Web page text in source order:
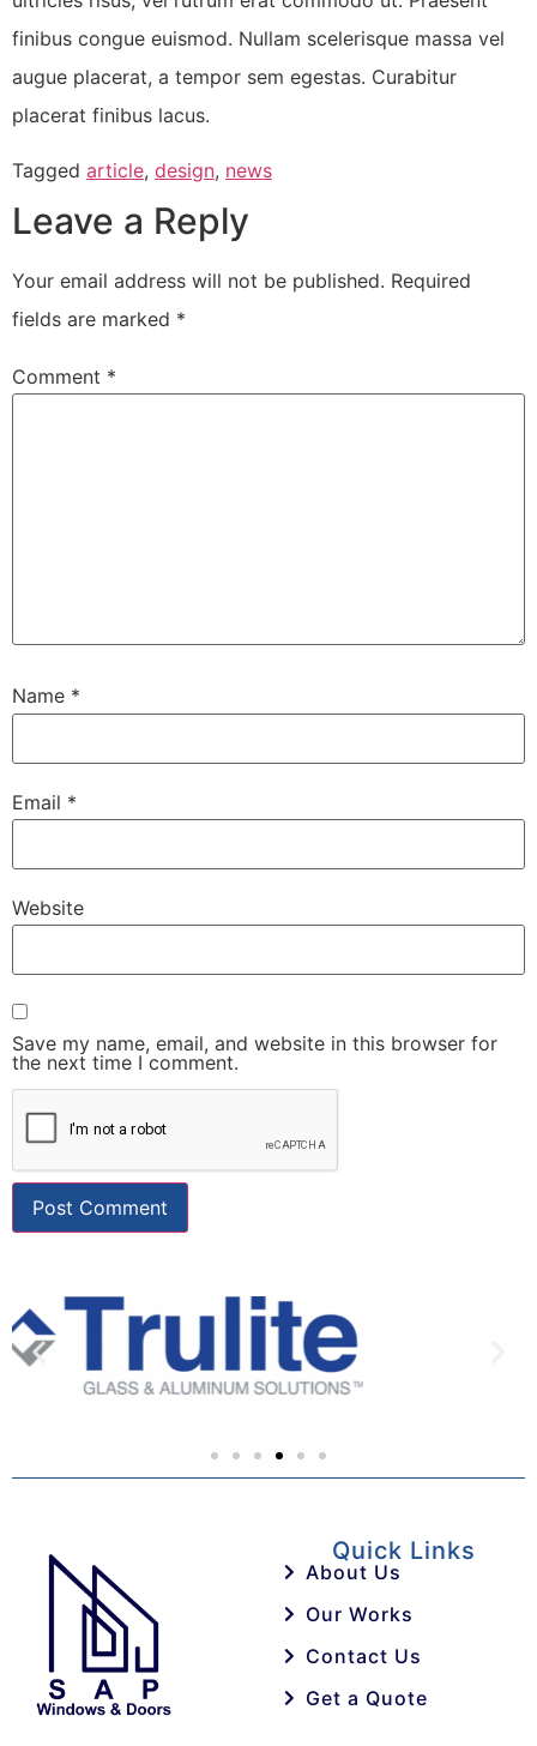
finibus congue euismod. Nullam scelerisque massa vel
augue placerat, a tempor sem egestas. Curabitur
placerat finibus lacus.
Tagged article, design, news
Leave a Reply
Your email address will not be published. Required
fields are marked *
Comment *
Name *
Email *
Website
Save my name, email, and website in this browser for
the next time I comment.
Quick Links
About Us
Our Works
Contact Us
Get a Quote